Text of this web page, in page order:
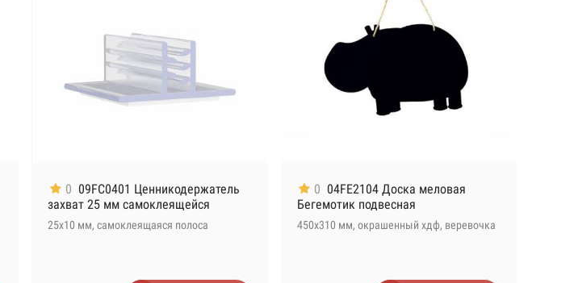
0 09FC0401 Ценникодержатель
захват 25 мм самоклеящейся
25х10 мм, самоклеящаяся полоса
0 04FE2104 Доска меловая
Бегемотик подвесная
450х310 мм, окрашенный хдф, веревочка